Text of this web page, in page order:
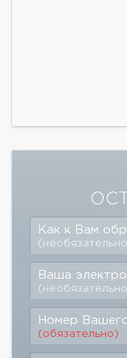
Как к Вам
Ваша
Номер
(обязательно)